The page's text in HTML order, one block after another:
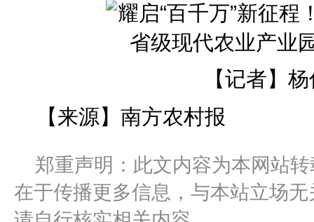
【记者】
【来源】南方农村报
郑重声明：此文内容为本网站
在于传播更多信息，与本站立场